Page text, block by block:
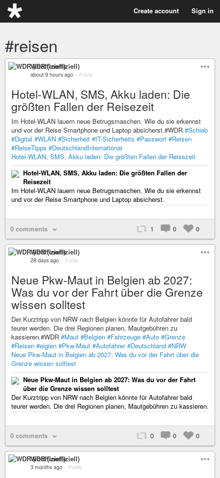
Create account Sign in
#reisen
WDR (inoffiziell)
about 9 hours ago – Public
Hotel-WLAN, SMS, Akku laden: Die
größten Fallen der Reisezeit
Im Hotel-WLAN lauern neue Betrugsmaschen. Wie du sie erkennst
und vor der Reise Smartphone und Laptop absicherst.#WDR #Schieb
#Digital #WLAN #Sicherheit #IT-Sicherheits #Passwort #Reisen
#ReiseTipps #DeutschlandInternational
Hotel-WLAN, SMS, Akku laden: Die größten Fallen der Reisezeit
Hotel-WLAN, SMS, Akku laden: Die größten Fallen der
Reisezeit
Im Hotel-WLAN lauern neue Betrugsmaschen. Wie du sie erkennst
und vor der Reise Smartphone und Laptop absicherst.
0 comments 1 0 0
WDR (inoffiziell)
28 days ago – Public
Neue Pkw-Maut in Belgien ab 2027:
Was du vor der Fahrt über die Grenze
wissen solltest
Der Kurztripp von NRW nach Belgien könnte für Autofahrer bald
teurer werden. Die drei Regionen planen, Mautgebühren zu
kassieren.#WDR #Maut #Belgien #Fahrzeuge #Auto #Grenze
#Reisen #elgien #Pkw-Maut #Autofahrer #Deutschland #NRW
Neue Pkw-Maut in Belgien ab 2027: Was du vor der Fahrt über die
Grenze wissen solltest
Neue Pkw-Maut in Belgien ab 2027: Was du vor der Fahrt
über die Grenze wissen solltest
Der Kurztripp von NRW nach Belgien könnte für Autofahrer bald
teurer werden. Die drei Regionen planen, Mautgebühren zu kassieren.
0 comments 0 0 0
WDR (inoffiziell)
3 months ago – Public